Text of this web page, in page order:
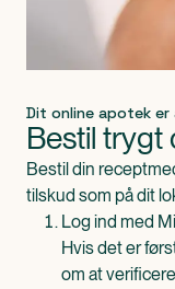
Dit online apotek
Bestil trygt
Bestil din
tilskud som på dit
Log ind med
Hvis det er
om at